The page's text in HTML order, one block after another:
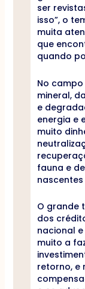
ser
isso”, o
muita
que
quando
No
mineral,
e
energia e
muito
fauna e
O grande
dos
nacional
muito a
retorno, e